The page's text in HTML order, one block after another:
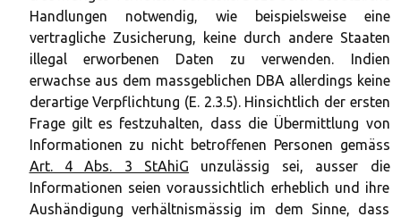
Handlungen notwendig, wie beispielsweise eine
vertragliche Zusicherung, keine durch andere Staaten
illegal erworbenen Daten zu verwenden. Indien
erwachse aus dem massgeblichen DBA allerdings keine
derartige Verpflichtung (E. 2.3.5). Hinsichtlich der ersten
Frage gilt es festzuhalten, dass die Übermittlung von
Informationen zu nicht betroffenen Personen gemäss
Art. 4 Abs. 3 StAhiG unzulässig sei, ausser die
Informationen seien voraussichtlich erheblich und ihre
Aushändigung verhältnismässig im dem Sinne, dass